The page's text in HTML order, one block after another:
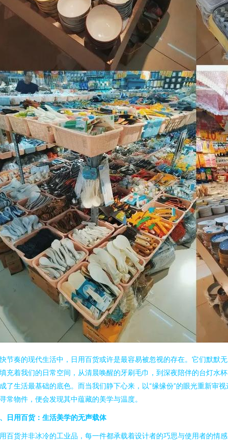
节奏的现代生活中，日用百货或许是最容易被忽视的存在。它们默默
充着我们的日常空间，从清晨唤醒的牙刷毛巾，到深夜陪伴的台灯水
了生活最基础的底色。而当我们静下心来，以“缘缘份”的眼光重新审视
常物件，便会发现其中蕴藏的美学与温度。
日用百货：生活美学的无声载体
百货并非冰冷的工业品，每一件都承载着设计者的巧思与使用者的情